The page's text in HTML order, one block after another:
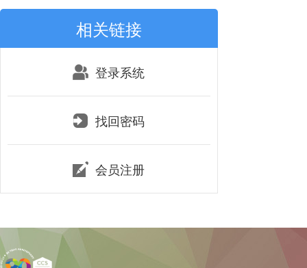
相关链接
登录系统
找回密码
会员注册